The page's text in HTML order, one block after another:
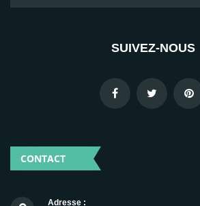
SUIVEZ-NOUS
CONTACT
Adresse :